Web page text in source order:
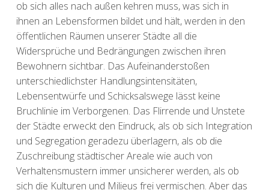
ob sich alles nach außen kehren muss, was sich in
ihnen an Lebensformen bildet und hält, werden in den
öffentlichen Räumen unserer Städte all die
Widersprüche und Bedrängungen zwischen ihren
Bewohnern sichtbar. Das Aufeinanderstoßen
unterschiedlichster Handlungsintensitäten,
Lebensentwürfe und Schicksalswege lässt keine
Bruchlinie im Verborgenen. Das Flirrende und Unstete
der Städte erweckt den Eindruck, als ob sich Integration
und Segregation geradezu überlagern, als ob die
Zuschreibung städtischer Areale wie auch von
Verhaltensmustern immer unsicherer werden, als ob
sich die Kulturen und Milieus frei vermischen. Aber das